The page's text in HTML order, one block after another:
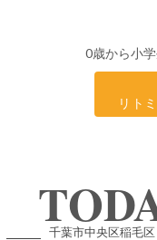
0歳から小
リト
千葉市中央区稲毛